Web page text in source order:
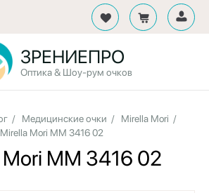
ЗРЕНИЕПРО
Оптика & Шоу-рум очков
/ Медицинские очки / Mirella Mori /
Mirella Mori MM 3416 02
Mori MM 3416 02